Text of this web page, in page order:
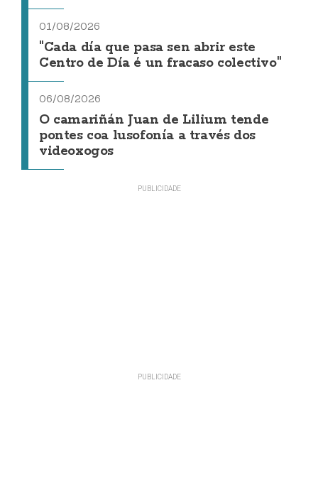
01/08/2026
"Cada día que pasa sen abrir este
Centro de Día é un fracaso colectivo"
06/08/2026
O camariñán Juan de Lilium tende
pontes coa lusofonía a través dos
videoxogos